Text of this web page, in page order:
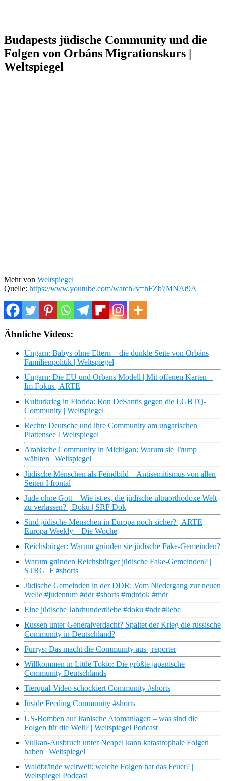
Budapests jüdische Community und die
Folgen von Orbáns Migrationskurs |
Weltspiegel
Mehr von Weltspiegel
Quelle: https://www.youtube.com/watch?v=hFZb7MNAt9A
Ähnliche Videos:
Ungarn: Babys ohne Eltern – die dunkle Seite von Orbáns
Familienpolitik | Weltspiegel
Ungarn: Die EU und Orbans Modell | Mit offenen Karten –
Im Fokus | ARTE
Kulturkrieg in Florida: Ron DeSantis gegen die LGBTQ-
Community | Weltspiegel
Rechte Deutsche und ihre Community am ungarischen
Plattensee I Weltspiegel
Arabische Community in Michigan: Warum sie Trump
wählten | Weltspiegel
Jüdische Menschen als Feindbild – Antisemitismus von allen
Seiten I frontal
Jude ohne Gott – Wie ist es, die jüdische ultraorthodoxe Welt
zu verlassen? | Doku | SRF Dok
Sind jüdische Menschen in Europa noch sicher? | ARTE
Europa Weekly – Die Woche
Reichsbürger: Warum gründen sie jüdische Fake-Gemeinden?
Warum gründen Reichsbürger jüdische Fake-Gemeinden? |
STRG_F #shorts
Jüdische Gemeinden in der DDR: Vom Niedergang zur neuen
Welle #judentum #ddr #shorts #mdrdok #mdr
Eine jüdische Jahrhundertliebe #doku #ndr #liebe
Russen unter Generalverdacht? Spaltet der Krieg die russische
Community in Deutschland?
Furrys: Das macht die Community aus | reporter
Willkommen in Little Tokio: Die größte japanische
Community Deutschlands
Tierqual-Video schockiert Community #shorts
Inside Feeding Community #shorts
US-Bomben auf iranische Atomanlagen – was sind die
Folgen für die Welt? | Weltspiegel Podcast
Vulkan-Ausbruch unter Neapel kann katastrophale Folgen
haben | Weltspiegel
Waldbrände weltweit: welche Folgen hat das Feuer? |
Weltspiegel Podcast